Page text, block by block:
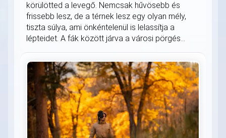
körülötted a levegő. Nemcsak hűvösebb és
frissebb lesz, de a térnek lesz egy olyan mély,
tiszta súlya, ami önkéntelenül is lelassítja a
lépteidet. A fák között járva a városi pörgés...